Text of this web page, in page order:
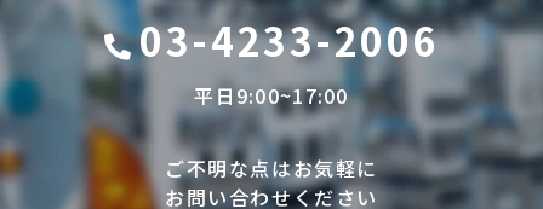
03-4233-2006
平日9:00~17:00
ご不明な点はお気軽に
お問い合わせください